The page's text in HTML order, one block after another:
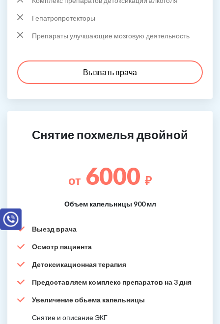
Гепатропротекторы
Препараты улучшающие мозговую деятельность
Вызвать врача
Снятие похмелья двойной
от 6000 ₽
Объем капельницы 900 мл
Выезд врача
Осмотр пациента
Детоксикационная терапия
Предоставляем комплекс препаратов на 3 дня
Увеличение обьема капельницы
Снятие и описание ЭКГ